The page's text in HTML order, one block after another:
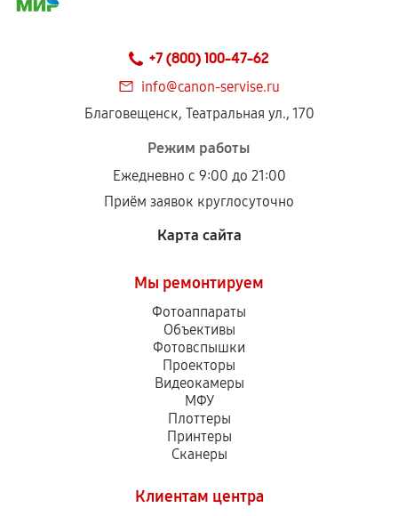
+7 (800) 100-47-62
info@canon-servise.ru
Благовещенск, Театральная ул., 170
Режим работы
Ежедневно с 9:00 до 21:00
Приём заявок круглосуточно
Карта сайта
Мы ремонтируем
Фотоаппараты
Объективы
Фотовспышки
Проекторы
Видеокамеры
МФУ
Плоттеры
Принтеры
Сканеры
Клиентам центра